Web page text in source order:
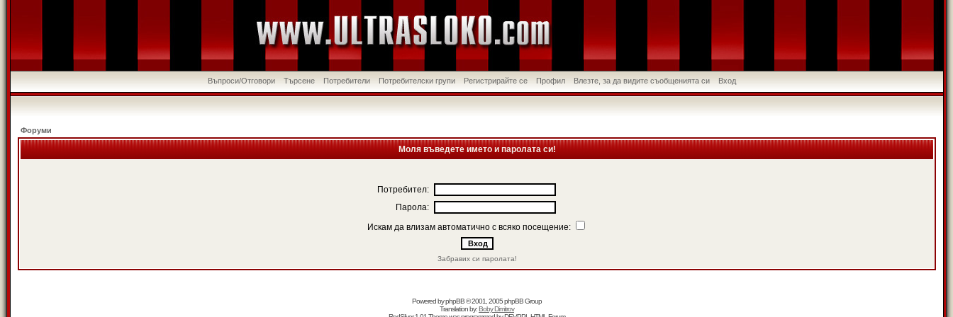
Въпроси/Отговори Търсене Потребители Потребителски групи Регистрирайте се Профил Влезте, за да видите съобщенията си Вход
Форуми
Моля въведете името и паролата си!
Потребител:
Парола:
Искам да влизам автоматично с всяко посещение:
Забравих си паролата!
Powered byphpBB© 2001, 2005 phpBB Group
Translation by:Boby Dimitrov